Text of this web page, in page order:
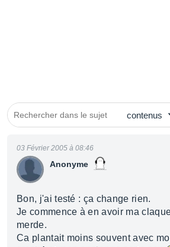
Anonyme
03 Février 2005 à 08:46
Bon, j'ai testé : ça change rien.
Je commence à en avoir ma
merde.
Ca plantait moins souvent avec